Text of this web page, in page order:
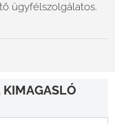
ügyfélszolgálatos.
KIMAGASLÓ